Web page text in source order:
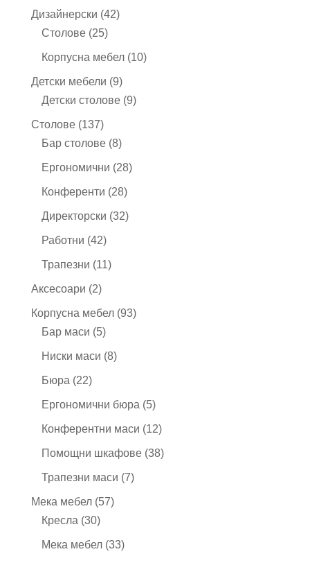
Дизайнерски 4242
Столове 2525
продукта
Корпусна мебел 1010
Детски мебели 99
продукта
Детски столове 99
Столове 137137
продукта
Бар столове 88
продукта
Ергономични 2828
Конференти 2828
продукта
Директорски 3232
Работни 4242
продукта
Трапезни 1111
Аксесоари 22
продукта
Корпусна мебел 9393
Бар маси 55
продукта
Ниски маси 88
Бюра 2222
продукта
Ергономични бюра 55
продукта
Конферентни маси 1212
продукта
Помощни шкафове 3838
Трапезни маси 77
Мека мебел 5757
Кресла 3030
продукта
Мека мебел 3333